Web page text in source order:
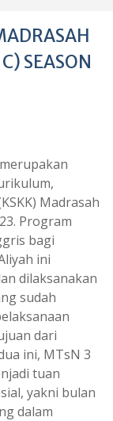
SEASON
Madrasah
Program
bagi
ini
dilaksanakan
sudah
dari
ini, MTsN 3
tuan
yakni bulan
dalam